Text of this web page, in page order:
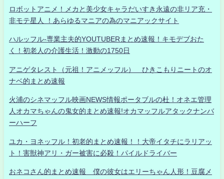
ロボットアニメ！メカと美少女キャラだいすき永遠の非リア充・
非モテ星人 ！あらゆるマニアの為のマニアックサイト
ハルッフル-専業主夫的YOUTUBERまとめ速報！キモデブおた
く！初老人の介護生活！激動の1750日
アニゲタレスト（元祖！アニメッフル） ひきこもりニートのオ
ナベ的まとめ速報
火浦のシネマッフル映画NEWS情報ポータブルの杜！オネエ管理
人オカマちゃんの鬼女的まとめ速報!オカマッフルアタックナンバ
ーハーフ
ユカ・ヨネッフル！初老的まとめ速報！！大帝イタチにラリアッ
ト！害獣神アリ・ガー被害に必殺！パイルドライバー
おネコさん的まとめ速報 僕の彼女はエリーちゃん人形！豆腐メ